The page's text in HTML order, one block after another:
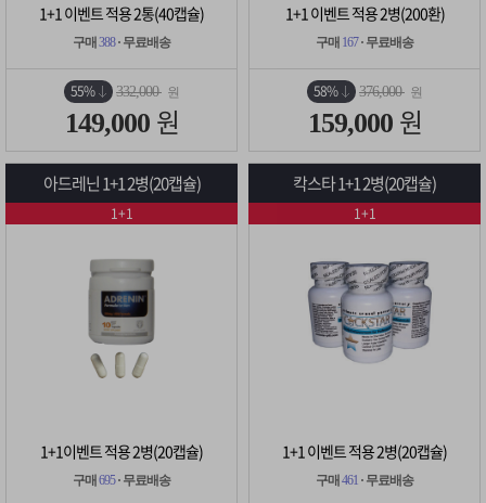
1+1 이벤트 적용 2통(40캡슐)
구매 388· 무료배송
55% 332,000 원
149,000 원
1+1 이벤트 적용 2병(200환)
구매 167· 무료배송
58% 376,000 원
159,000 원
아드레닌 1+1 2병(20캡슐)
1+1이벤트 적용 2병(20캡슐)
구매 695· 무료배송
1+1
칵스타 1+1 2병(20캡슐)
1+1 이벤트 적용 2병(20캡슐)
구매 461 · 무료배송
1+1